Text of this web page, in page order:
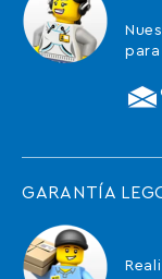
GARANTÍA